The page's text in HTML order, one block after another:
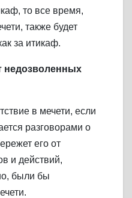
то все время,
также будет
за итикаф.
недозволенных
в мечети, если
разговорами о
его от
и действий,
были бы